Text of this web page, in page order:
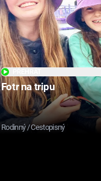
Fotr na tripu
Rodinný / Cestopisný